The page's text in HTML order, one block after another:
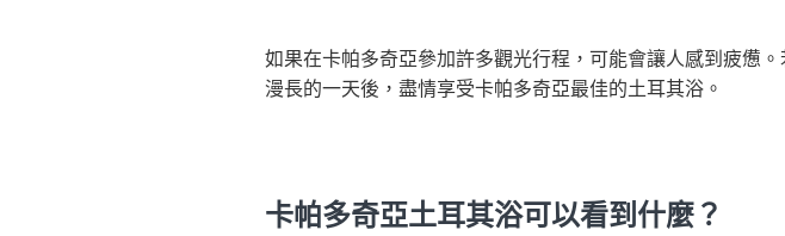
如果在卡帕多奇亞參加許多觀光行程，可能會讓人感到疲憊
漫長的一天後，盡情享受卡帕多奇亞最佳的土耳其浴。
卡帕多奇亞土耳其浴可以看到什麼？